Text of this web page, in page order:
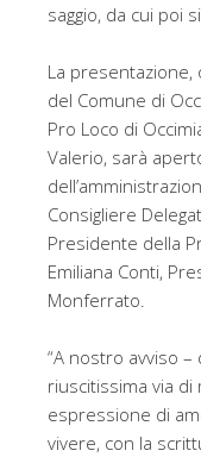
saggio, da cui poi
La presentazione,
del Comune di
Pro Loco di
Valerio, sarà
Consigliere
Presidente della
Emiliana Conti,
Monferrato.
“A nostro avviso –
riuscitissima via di
espressione di
vivere, con la